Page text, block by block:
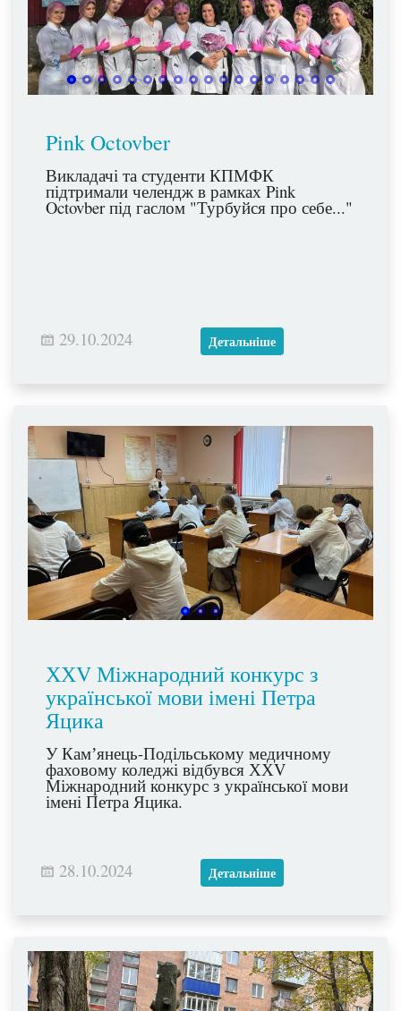
Pink Octovber
Викладачі та студенти КПМФК
підтримали челендж в рамках Pink
Octovber під гаслом "Турбуйся про себе..."
29.10.2024 Детальніше
ХХV Міжнародний конкурс з
української мови імені Петра
Яцика
У Камʼянець-Подільському медичному
фаховому коледжі відбувся ХХV
Міжнародний конкурс з української мови
імені Петра Яцика.
28.10.2024 Детальніше